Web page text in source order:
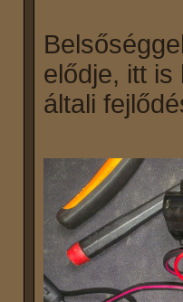
elődje, itt
általi